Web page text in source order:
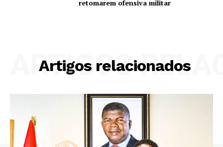
retomarem ofensiva militar
Artigos relacionados
ARTIGOS